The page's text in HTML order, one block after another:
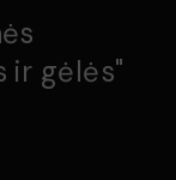
ir gėlės"